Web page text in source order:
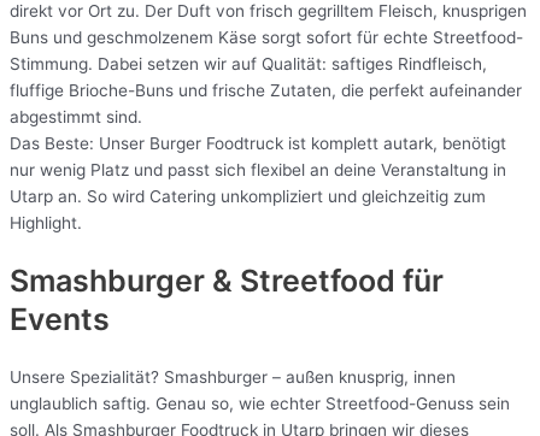
direkt vor Ort zu. Der Duft von frisch gegrilltem Fleisch, knusprigen
Buns und geschmolzenem Käse sorgt sofort für echte Streetfood-
Stimmung. Dabei setzen wir auf Qualität: saftiges Rindfleisch,
fluffige Brioche-Buns und frische Zutaten, die perfekt aufeinander
abgestimmt sind.
Das Beste: Unser Burger Foodtruck ist komplett autark, benötigt
nur wenig Platz und passt sich flexibel an deine Veranstaltung in
Utarp an. So wird Catering unkompliziert und gleichzeitig zum
Highlight.
Smashburger & Streetfood für
Events
Unsere Spezialität? Smashburger – außen knusprig, innen
unglaublich saftig. Genau so, wie echter Streetfood-Genuss sein
soll. Als Smashburger Foodtruck in Utarp bringen wir dieses